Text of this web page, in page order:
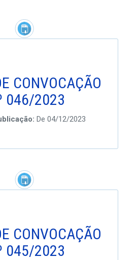
CONVOCAÇÃO
046/2023
De 04/12/2023
CONVOCAÇÃO
045/2023